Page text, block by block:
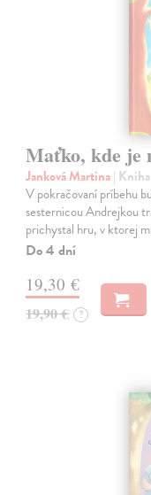
Maťko, kde je
Janková Martina| Kniha
V pokračovaní príbehu
sesternicou Andrejkou
prichystal hru, v ktorej
Do 4 dní
19,30 €
19,90 € ?